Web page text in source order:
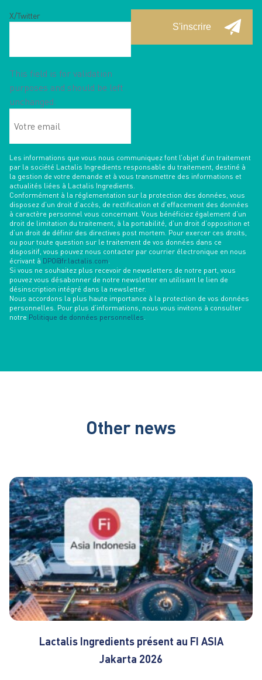
X/Twitter
This field is for validation
purposes and should be left
unchanged.
email
Les informations que vous nous communiquez font l’objet d’un traitement
par la société Lactalis Ingredients responsable du traitement, destiné à
la gestion de votre demande et à vous transmettre des informations et
actualités liées à Lactalis Ingredients.
Conformément à la réglementation sur la protection des données, vous
disposez d’un droit d’accès, de rectification et d’effacement des données
à caractère personnel vous concernant. Vous bénéficiez également d’un
droit de limitation du traitement, à la portabilité, d’un droit d’opposition et
d’un droit de définir des directives post mortem. Pour exercer ces droits,
ou pour toute question sur le traitement de vos données dans ce
dispositif, vous pouvez nous contacter par courrier électronique en nous
écrivant à DPO@fr.lactalis.com
Si vous ne souhaitez plus recevoir de newsletters de notre part, vous
pouvez vous désabonner de notre newsletter en utilisant le lien de
désinscription intégré dans la newsletter.
Nous accordons la plus haute importance à la protection de vos données
personnelles. Pour plus d’informations, nous vous invitons à consulter
notre Politique de données personnelles
Other news
Lactalis Ingredients présent au FI ASIA
Jakarta 2026